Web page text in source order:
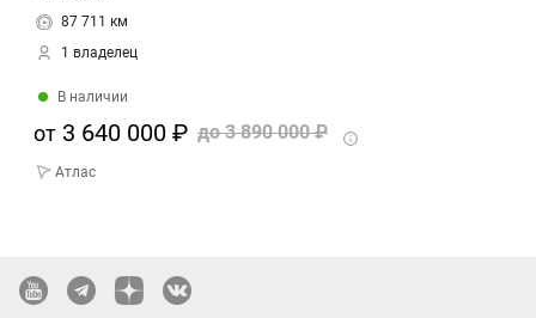
87 711 км
1 владелец
В наличии
от 3 640 000 ₽ до 3 890 000 ₽
Атлас